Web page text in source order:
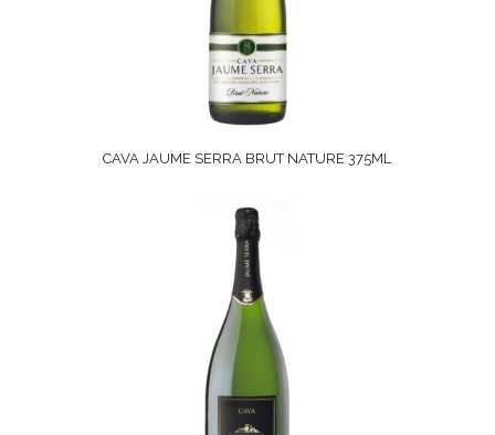
CAVA JAUME SERRA BRUT NATURE 375ML